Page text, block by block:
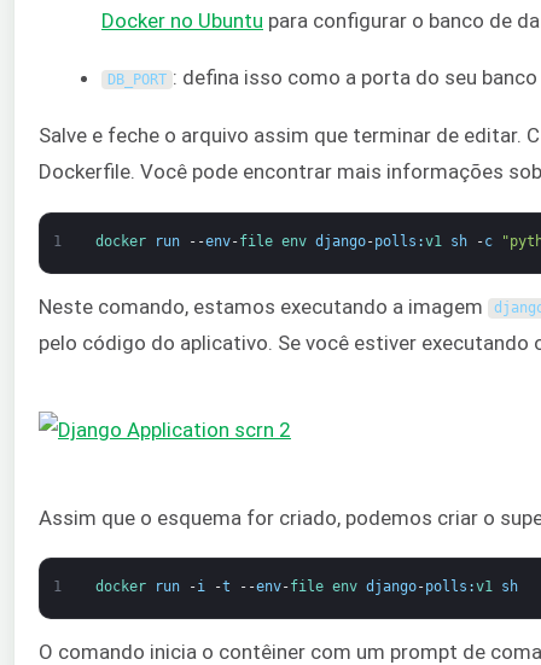
Docker no Ubuntu para configurar o banco de
DB_PORT : defina isso como a porta do seu
Salve e feche o arquivo assim que terminar de
Dockerfile. Você pode encontrar mais informações
1 docker run --env-file env django-polls :v1 sh -c
Neste comando, estamos executando a imagem
pelo código do aplicativo. Se você estiver executando
Assim que o esquema for criado, podemos criar o
1 docker run -i -t --env-file env django-polls :v1 sh
O comando inicia o contêiner com um prompt de